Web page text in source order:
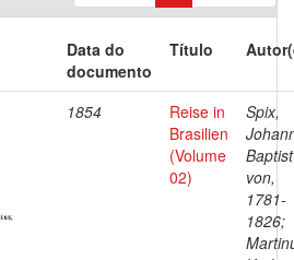
Data do
documento
Título
1854
Reise in
Brasilien
(Volume
02)
Spix,
Baptist
von,
1781-
1826;